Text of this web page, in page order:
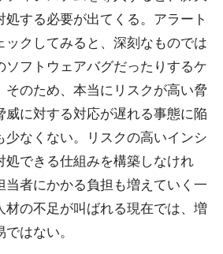
処する必要が出てくる。アラート
ックしてみると、深刻なものでは
ソフトウェアバグだったりするケ
そのため、本当にリスクが高い脅
威に対する対応が遅れる事態に陥
少なくない。リスクの高いインシ
処できる仕組みを構築しなけれ
当者にかかる負担も増えていく一
材の不足が叫ばれる現在では、増
はない。